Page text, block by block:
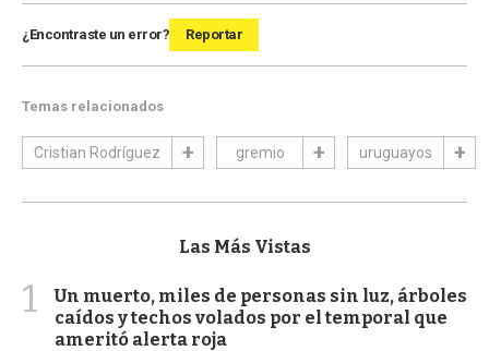
¿Encontraste un error? Reportar
Temas relacionados
Cristian Rodríguez gremio uruguayos
Las Más Vistas
1
Un muerto, miles de personas sin luz, árboles
caídos y techos volados por el temporal que
ameritó alerta roja